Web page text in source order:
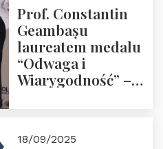
Prof. Constantin
Geambașu
laureatem medalu
“Odwaga i
Wiarygodność” –
18/09/2025